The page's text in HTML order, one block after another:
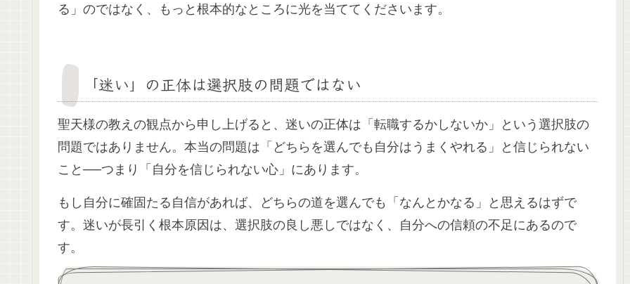
る」のではなく、もっと根本的なところに光を当ててくださいます。
「迷い」の正体は選択肢の問題ではない
聖天様の教えの観点から申し上げると、迷いの正体は「転職するかしないか」という選択肢の
問題ではありません。本当の問題は「どちらを選んでも自分はうまくやれる」と信じられない
こと──つまり「自分を信じられない心」にあります。
もし自分に確固たる自信があれば、どちらの道を選んでも「なんとかなる」と思えるはずで
す。迷いが長引く根本原因は、選択肢の良し悪しではなく、自分への信頼の不足にあるので
す。